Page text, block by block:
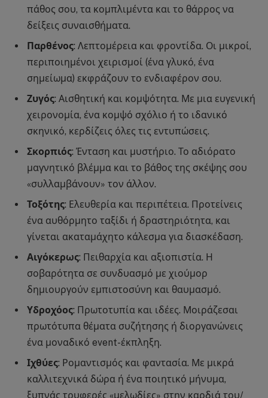
πάθος σου, τα κομπλιμέντα και το θάρρος να
δείξεις συναισθήματα.
Παρθένος: Λεπτομέρεια και φροντίδα. Οι μικροί,
περιποιημένοι χειρισμοί (ένα γλυκό, ένα
σημείωμα) εκφράζουν το ενδιαφέρον σου.
Ζυγός: Αισθητική και κομψότητα. Με μια ευγενική
χειρονομία, ένα κομψό σχόλιο ή το ιδανικό
σκηνικό, κερδίζεις όλες τις εντυπώσεις.
Σκορπιός: Ένταση και μυστήριο. Το αδιόρατο
μαγνητικό βλέμμα και το βάθος της σκέψης σου
«συλλαμβάνουν» τον άλλον.
Τοξότης: Ελευθερία και περιπέτεια. Προτείνεις
ένα αυθόρμητο ταξίδι ή δραστηριότητα, και
γίνεται ακαταμάχητο κάλεσμα για διασκέδαση.
Αιγόκερως: Πειθαρχία και αξιοπιστία. Η
σοβαρότητα σε συνδυασμό με χιούμορ
δημιουργούν εμπιστοσύνη και θαυμασμό.
Υδροχόος: Πρωτοτυπία και ιδέες. Μοιράζεσαι
πρωτότυπα θέματα συζήτησης ή διοργανώνεις
ένα μοναδικό event-έκπληξη.
Ιχθύες: Ρομαντισμός και φαντασία. Με μικρά
καλλιτεχνικά δώρα ή ένα ποιητικό μήνυμα,
ξυπνάς τρυφερές «μελωδίες» στην καρδιά του/